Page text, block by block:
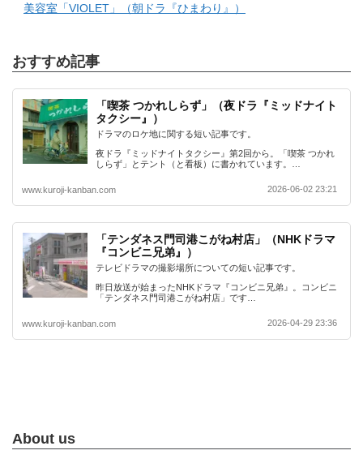
美容室「VIOLET」（朝ドラ『ひまわり』）
おすすめ記事
「喫茶 つかれしらず」（夜ドラ『ミッドナイト
タクシー』）
ドラマのロケ地に関する短い記事です。
夜ドラ『ミッドナイトタクシー』第2回から。「喫茶 つかれ
しらず」とテント（と看板）に書かれています。…
www.kuroji-kanban.com 2026-06-02 23:21
「テンダネス門司港こがね村店」（NHKドラマ
『コンビニ兄弟』）
テレビドラマの撮影場所についての短い記事です。
昨日放送が始まったNHKドラマ『コンビニ兄弟』。コンビニ
「テンダネス門司港こがね村店」です…
www.kuroji-kanban.com 2026-04-29 23:36
About us